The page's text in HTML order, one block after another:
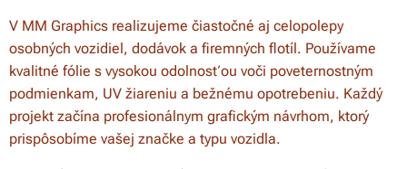
V MM Graphics realizujeme čiastočné aj celopolepy
osobných vozidiel, dodávok a firemných flotíl. Používame
kvalitné fólie s vysokou odolnosťou voči poveternostným
podmienkam, UV žiareniu a bežnému opotrebeniu. Každý
projekt začína profesionálnym grafickým návrhom, ktorý
prispôsobíme vašej značke a typu vozidla.